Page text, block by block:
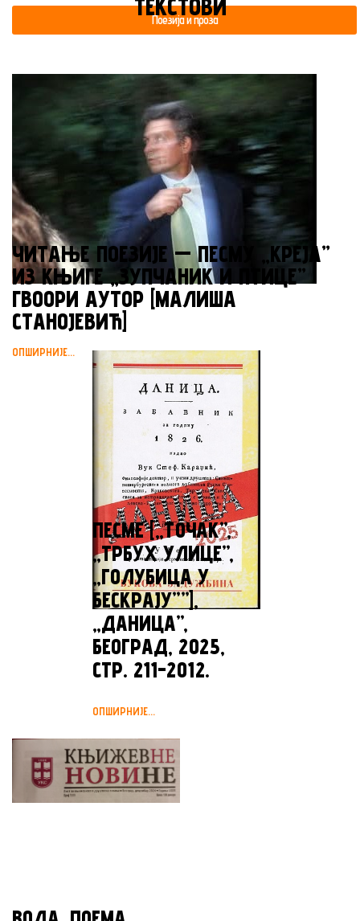
ТЕКСТОВИ
Поезија и проза
ЧИТАЊЕ ПОЕЗИЈЕ — ПЕСМУ „КРЕЈА”
ИЗ КЊИГЕ „ЗУПЧАНИК И ПТИЦЕ”
ГВООРИ АУТОР [МАЛИША
СТАНОЈЕВИЋ]
ОПШИРНИЈЕ...
ПЕСМЕ [„TOЧАК”,
„ТРБУХ УЛИЦЕ”,
„ГОЛУБИЦА У
БЕСКРАЈУ””],
„ДАНИЦА”,
БЕОГРАД, 2025,
СТР. 211-2012.
ОПШИРНИЈЕ...